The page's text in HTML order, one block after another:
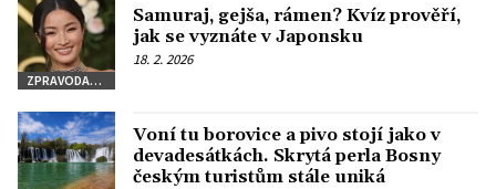
ZPRAVODAJSTVÍ
Samuraj, gejša, rámen? Kvíz prověří,
jak se vyznáte v Japonsku
18. 2. 2026
Voní tu borovice a pivo stojí jako v
devadesátkách. Skrytá perla Bosny
českým turistům stále uniká